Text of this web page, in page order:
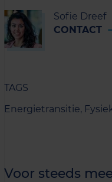
Sofie Dreef
CONTACT
TAGS
Energietransitie,
Voor steeds